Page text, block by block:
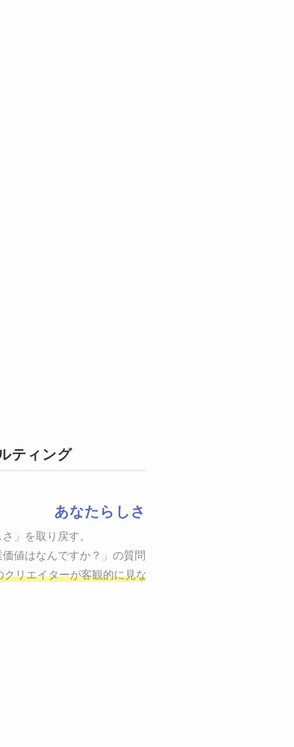
切な方法を企画しご提案いたします。
つくるために、適した場所へ適切なターゲットに向け
一連のプロセスを考え実行・検証・修正
ティング
あなたらしさ
」を取り戻す。
価値はなんですか？」の質問に答えることはできるでしょ
クリエイターが客観的に見ながら最終的な絵を描き、商